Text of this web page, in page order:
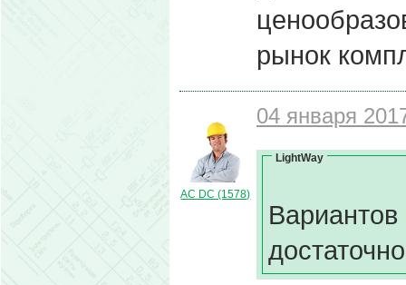
рынок
AC DC (1578)
04 января
LightWay